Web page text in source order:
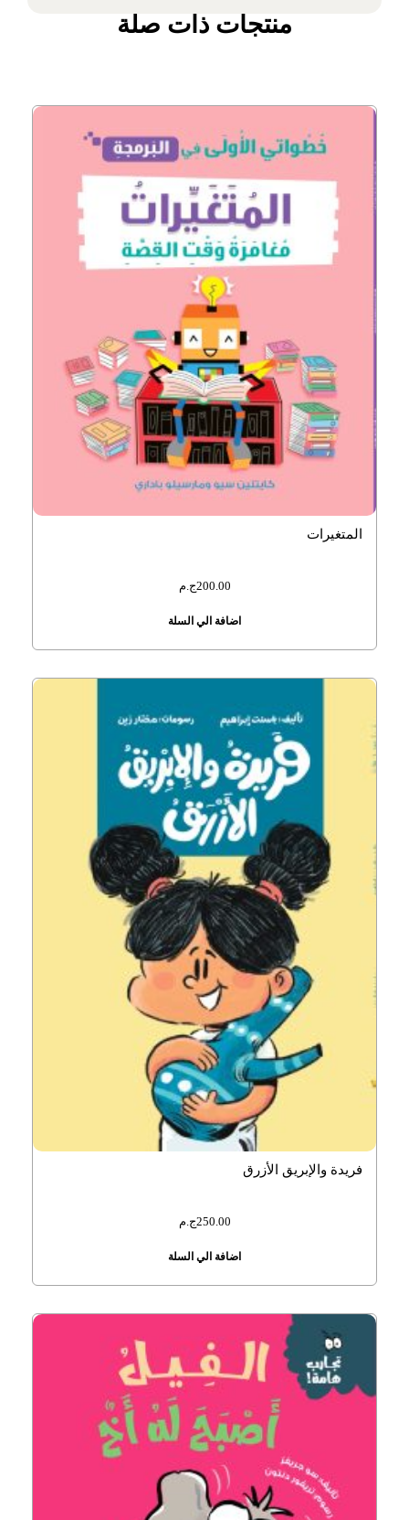
منتجات ذات صلة
المتغيرات
اضافة الي السلة
200.00ج.م
فريدة والإبريق الأزرق
اضافة الي السلة
250.00ج.م